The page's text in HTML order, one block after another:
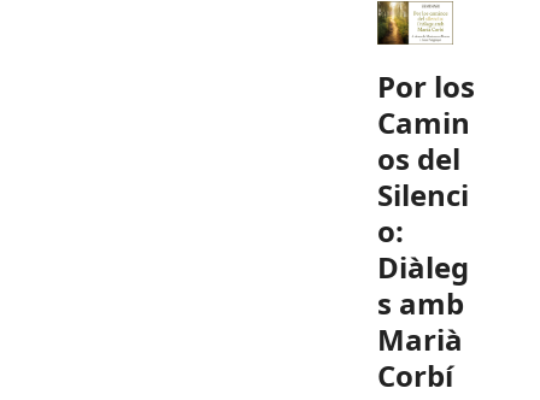
Por los
Camin
os del
Silenci
o:
Diàleg
s amb
Marià
Corbí